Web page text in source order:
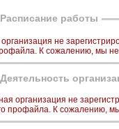
Расписание работы
не
К сожалению, мы
Деятельность
организация не
профайла. К сожалению,